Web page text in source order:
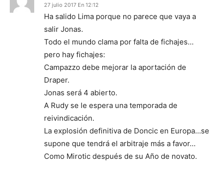
27 julio 2017 En 12:12
Ha salido Lima porque no parece que vaya a
salir Jonas.
Todo el mundo clama por falta de fichajes…
pero hay fichajes:
Campazzo debe mejorar la aportación de
Draper.
Jonas será 4 abierto.
A Rudy se le espera una temporada de
reivindicación.
La explosión definitiva de Doncic en Europa…se
supone que tendrá el arbitraje más a favor…
Como Mirotic después de su Año de novato.